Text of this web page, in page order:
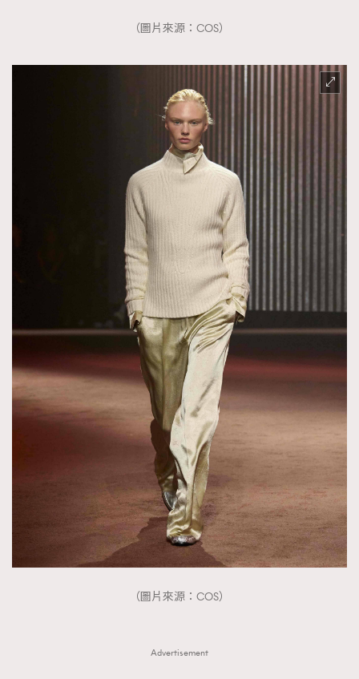
DressLikeAParisienne
（圖片來源：COS）
（圖片來源：COS）
Advertisement